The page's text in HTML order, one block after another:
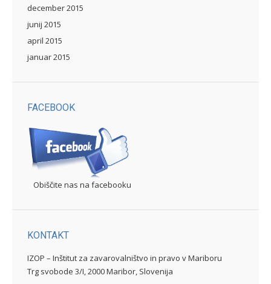
december 2015
junij 2015
april 2015
januar 2015
FACEBOOK
Obiščite nas na facebooku
KONTAKT
IZOP – Inštitut za zavarovalništvo in pravo v Mariboru
Trg svobode 3/I, 2000 Maribor, Slovenija